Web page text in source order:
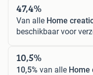
47,4%
Van alle Home
beschikbaar voor
10,5%
10,5% van alle Home